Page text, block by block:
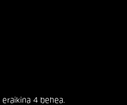
eraikina 4 behea.